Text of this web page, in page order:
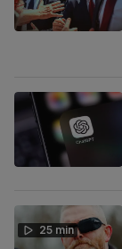
25 min